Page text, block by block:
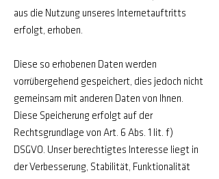
aus die Nutzung unseres Internetauftritts
erfolgt, erhoben.
Diese so erhobenen Daten werden
vorrübergehend gespeichert, dies jedoch nicht
gemeinsam mit anderen Daten von Ihnen.
Diese Speicherung erfolgt auf der
Rechtsgrundlage von Art. 6 Abs. 1 lit. f)
DSGVO. Unser berechtigtes Interesse liegt in
der Verbesserung, Stabilität, Funktionalität